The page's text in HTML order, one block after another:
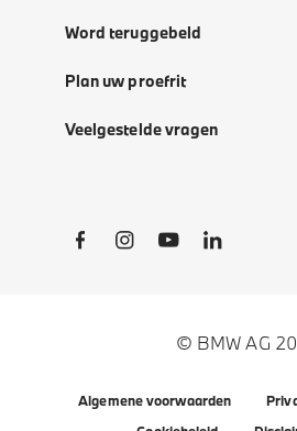
Word teruggebeld
Plan uw proefrit
Veelgestelde vragen
Social Links
© BMW AG
Algemene voorwaarden